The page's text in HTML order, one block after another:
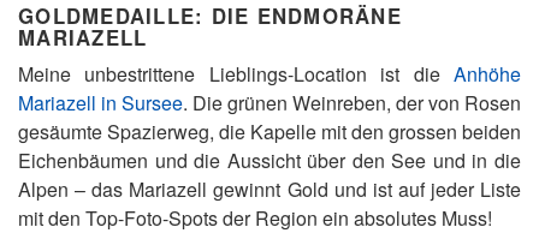
GOLDMEDAILLE: DIE ENDMORÄNE
MARIAZELL
Meine unbestrittene Lieblings-Location ist die Anhöhe
Mariazell in Sursee. Die grünen Weinreben, der von Rosen
gesäumte Spazierweg, die Kapelle mit den grossen beiden
Eichenbäumen und die Aussicht über den See und in die
Alpen – das Mariazell gewinnt Gold und ist auf jeder Liste
mit den Top-Foto-Spots der Region ein absolutes Muss!